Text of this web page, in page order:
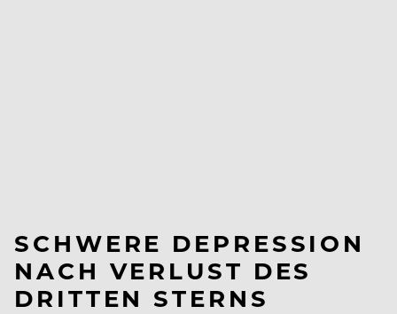
SCHWERE DEPRESSION
NACH VERLUST DES
DRITTEN STERNS